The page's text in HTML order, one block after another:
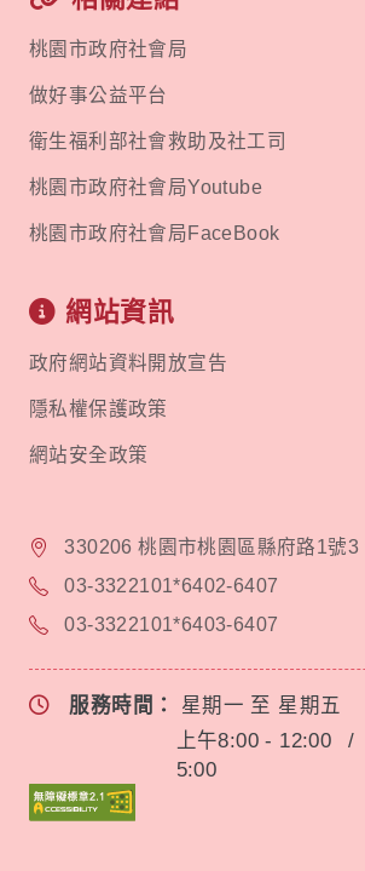
桃園市政府社會局
做好事公益平台
衛生福利部社會救助及社工司
桃園市政府社會局Youtube
桃園市政府社會局FaceBook
網站資訊
政府網站資料開放宣告
隱私權保護政策
網站安全政策
330206 桃園市桃園區縣府路1號3
03-3322101*6402-6407
03-3322101*6403-6407
服務時間： 星期一 至 星期五
上午8:00 - 12:00
/
5:00